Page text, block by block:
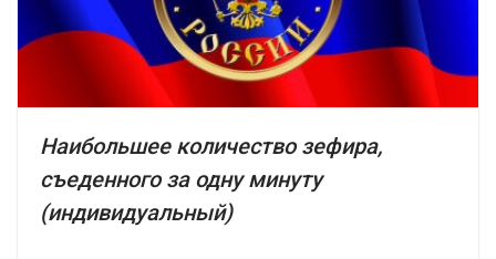
Наибольшее количество зефира,
съеденного за одну минуту
(индивидуальный)